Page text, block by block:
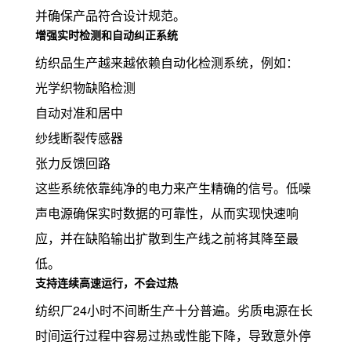
并确保产品符合设计规范。
增强实时检测和自动纠正系统
纺织品生产越来越依赖自动化检测系统，例如：
光学织物缺陷检测
自动对准和居中
纱线断裂传感器
张力反馈回路
这些系统依靠纯净的电力来产生精确的信号。低噪
声电源确保实时数据的可靠性，从而实现快速响
应，并在缺陷输出扩散到生产线之前将其降至最
低。
支持连续高速运行，不会过热
纺织厂24小时不间断生产十分普遍。劣质电源在长
时间运行过程中容易过热或性能下降，导致意外停